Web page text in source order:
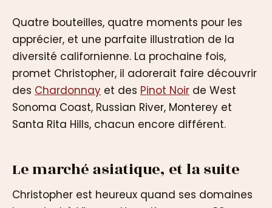
Quatre bouteilles, quatre moments pour les
apprécier, et une parfaite illustration de la
diversité californienne. La prochaine fois,
promet Christopher, il adorerait faire découvrir
des Chardonnay et des Pinot Noir de West
Sonoma Coast, Russian River, Monterey et
Santa Rita Hills, chacun encore différent.
Le marché asiatique, et la suite
Christopher est heureux quand ses domaines